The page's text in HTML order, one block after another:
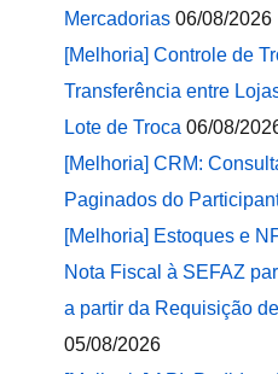
Mercadorias 06/08/2026
[Melhoria] Controle de
Transferência entre
Lote de Troca 06/08/
[Melhoria] CRM:
Paginados do
[Melhoria] Estoques e
Nota Fiscal à SEFAZ
a partir da Requisição
05/08/2026